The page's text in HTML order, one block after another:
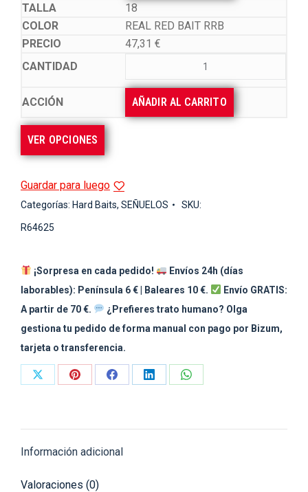
18
REAL RED BAIT RRB
47,31 €
AÑADIR AL CARRITO
VER OPCIONES
Guardar para luego
Categorías: Hard Baits, SEÑUELOS SKU:
R64625
¡Sorpresa en cada pedido!
Envíos 24h (días
laborables): Península 6 € | Baleares 10 €.
Envío GRATIS:
A partir de 70 €.
¿Prefieres trato humano? Olga
gestiona tu pedido de forma manual con pago por Bizum,
tarjeta o transferencia.
Share
Share
Share
Share
Share
Información adicional
Valoraciones (0)